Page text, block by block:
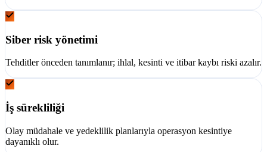
Siber risk yönetimi
Tehditler önceden tanımlanır; ihlal, kesinti ve itibar kaybı riski azalır.
İş sürekliliği
Olay müdahale ve yedeklilik planlarıyla operasyon kesintiye
dayanıklı olur.